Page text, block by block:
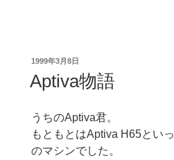
投
日:
1999年3月8日
Aptiva物語
うちのAptiva君。
もともとはAptiva H65とい
のマシンでした。